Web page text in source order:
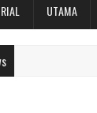
UTAMA